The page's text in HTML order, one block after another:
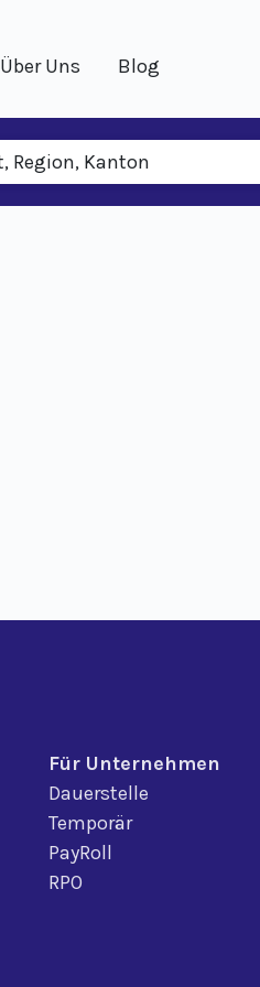
Über Uns Blog
Für Unternehmen
Dauerstelle
Temporär
PayRoll
RPO